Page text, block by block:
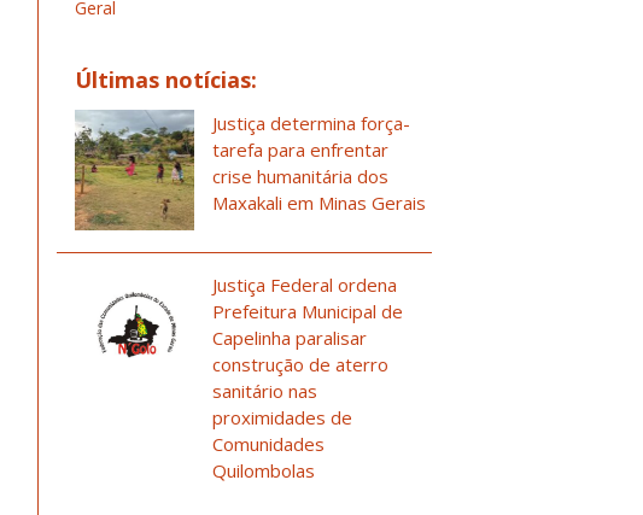
Geral
Últimas notícias:
Justiça determina força-
tarefa para enfrentar
crise humanitária dos
Maxakali em Minas Gerais
Justiça Federal ordena
Prefeitura Municipal de
Capelinha paralisar
construção de aterro
sanitário nas
proximidades de
Comunidades
Quilombolas